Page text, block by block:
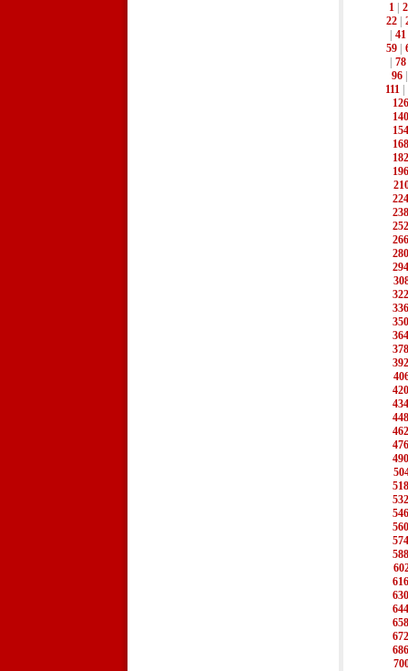
1
2
22|
41
59|
78
96
111|
126
140
154
168
182
196
224
238
252
266
280
294
322
336
350
364
378
392
420
434
448
462
476
490
518
532
546
560
574
588
616
630
644
658
672
686